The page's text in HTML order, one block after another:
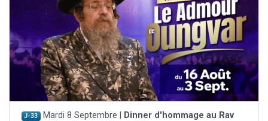
J-33 Mardi 8 Septembre |
Dinner d'hommage au Rav